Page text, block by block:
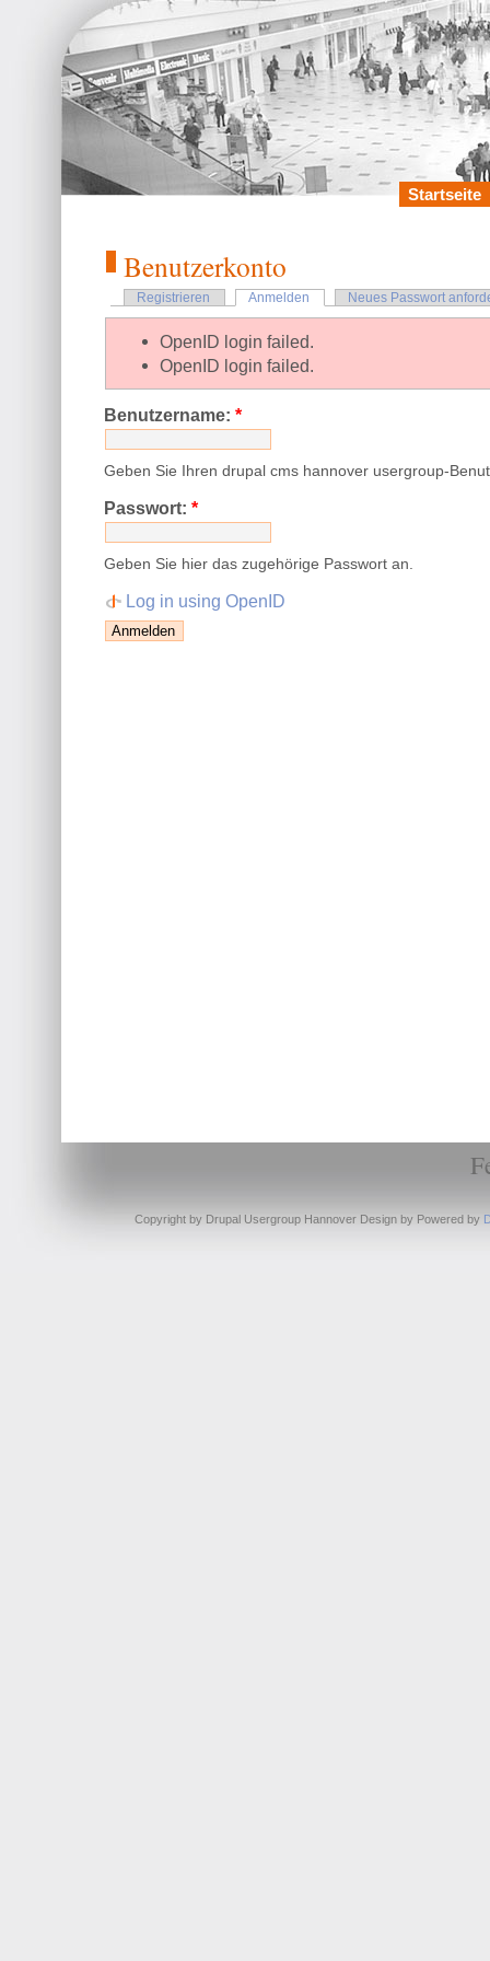
Startseite
Benutzerkonto
Registrieren Anmelden Neues Passwort
OpenID login failed.
OpenID login failed.
Benutzername:*
Geben Sie Ihren drupal cms hannover usergroup-
Passwort:*
Geben Sie hier das zugehörige Passwort an.
Log in using OpenID
Copyright by Drupal Usergroup Hannover Design by Powered by